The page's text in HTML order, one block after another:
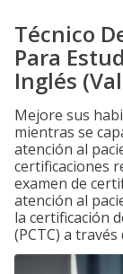
Técnico
Para
Inglés
Mejore sus
mientras se
atención al
certificaciones
examen de
atención al
la certificación
(PCTC) a través